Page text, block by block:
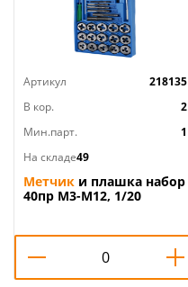
Артикул
218135
В кор.
2
Мин.парт.
1
На складе49
Метчик и плашка набор
40пр М3-М12, 1/20